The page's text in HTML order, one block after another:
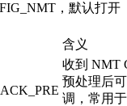
，默认打开
含义
收到 NMT
预处理后
调，常用